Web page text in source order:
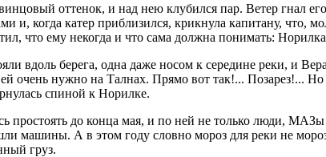
оттенок, и над нею клубился пар. Ветер гнал
и, когда катер приблизился, крикнула капитану, что,
что ему некогда и что сама должна понимать:
вдоль берега, одна даже носом к середине реки, и
очень нужно на Талнах. Прямо вот так!... Позарез!...
спиной к Норилке.
простоять до конца мая, и по ней не только люди,
машины. А в этом году словно мороз для реки не
груз.